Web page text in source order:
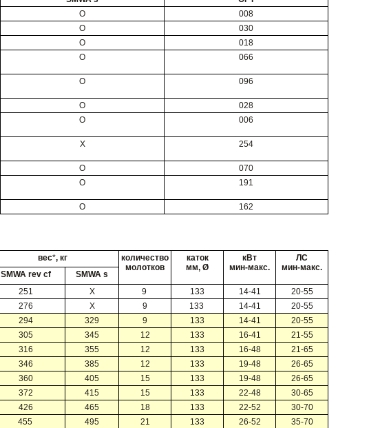
O
008
O
030
O
018
O 066
O 096
O
028
O 006
X 254
O
070
O 191
O 162
вес*, кг
количество
молотков
каток
мм, Ø
кВт
мин-макс.
ЛС
мин-макс.
SMWA rev cf
SMWA s
251 X 9 133 14-41
20-55
276 X 9 133 14-41 20-55
294 329 9 133 14-41
20-55
305 345 12 133 16-41
21-55
316 355 12 133 16-48
21-65
346 385 12 133 19-48
26-65
360 405 15 133 19-48
26-65
372 415 15 133 22-48
30-65
426 465 18 133 22-52
30-70
455 495 21 133 26-52
35-70